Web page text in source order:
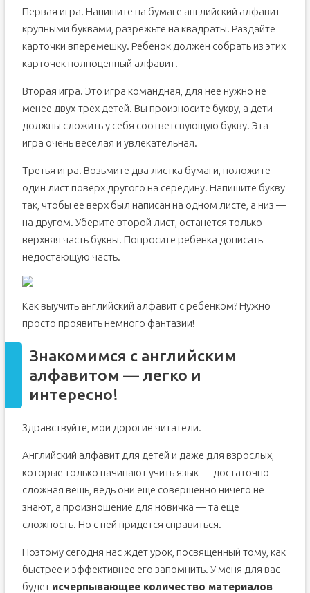
Первая игра. Напишите на бумаге английский алфавит
крупными буквами, разрежьте на квадраты. Раздайте
карточки вперемешку. Ребенок должен собрать из этих
карточек полноценный алфавит.
Вторая игра. Это игра командная, для нее нужно не
менее двух-трех детей. Вы произносите букву, а дети
должны сложить у себя соответсвующую букву. Эта
игра очень веселая и увлекательная.
Третья игра. Возьмите два листка бумаги, положите
один лист поверх другого на середину. Напишите букву
так, чтобы ее верх был написан на одном листе, а низ —
на другом. Уберите второй лист, останется только
верхняя часть буквы. Попросите ребенка дописать
недостающую часть.
Как выучить английский алфавит с ребенком? Нужно
просто проявить немного фантазии!
Знакомимся с английским
алфавитом — легко и
интересно!
Здравствуйте, мои дорогие читатели.
Английский алфавит для детей и даже для взрослых,
которые только начинают учить язык — достаточно
сложная вещь, ведь они еще совершенно ничего не
знают, а произношение для новичка — та еще
сложность. Но с ней придется справиться.
Поэтому сегодня нас ждет урок, посвящённый тому, как
быстрее и эффективнее его запомнить. У меня для вас
будет исчерпывающее количество материалов